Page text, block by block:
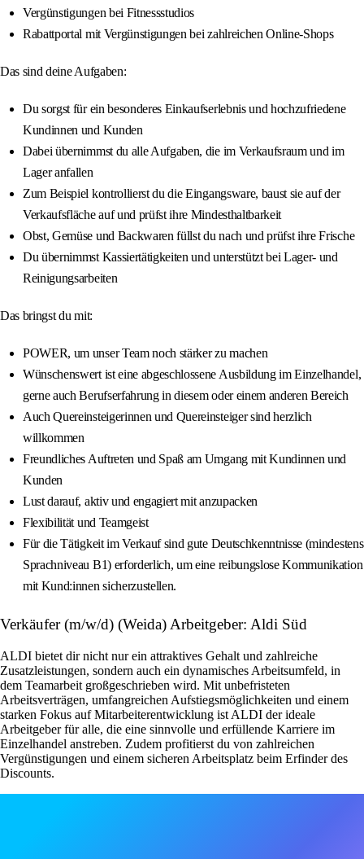
Vergünstigungen bei Fitnessstudios
Rabattportal mit Vergünstigungen bei zahlreichen Online-Shops
Das sind deine Aufgaben:
Du sorgst für ein besonderes Einkaufserlebnis und hochzufriedene
Kundinnen und Kunden
Dabei übernimmst du alle Aufgaben, die im Verkaufsraum und im
Lager anfallen
Zum Beispiel kontrollierst du die Eingangsware, baust sie auf der
Verkaufsfläche auf und prüfst ihre Mindesthaltbarkeit
Obst, Gemüse und Backwaren füllst du nach und prüfst ihre Frische
Du übernimmst Kassiertätigkeiten und unterstützt bei Lager- und
Reinigungsarbeiten
Das bringst du mit:
POWER, um unser Team noch stärker zu machen
Wünschenswert ist eine abgeschlossene Ausbildung im Einzelhandel,
gerne auch Berufserfahrung in diesem oder einem anderen Bereich
Auch Quereinsteigerinnen und Quereinsteiger sind herzlich
willkommen
Freundliches Auftreten und Spaß am Umgang mit Kundinnen und
Kunden
Lust darauf, aktiv und engagiert mit anzupacken
Flexibilität und Teamgeist
Für die Tätigkeit im Verkauf sind gute Deutschkenntnisse (mindestens
Sprachniveau B1) erforderlich, um eine reibungslose Kommunikation
mit Kund:innen sicherzustellen.
Verkäufer (m/w/d) (Weida) Arbeitgeber: Aldi Süd
ALDI bietet dir nicht nur ein attraktives Gehalt und zahlreiche
Zusatzleistungen, sondern auch ein dynamisches Arbeitsumfeld, in
dem Teamarbeit großgeschrieben wird. Mit unbefristeten
Arbeitsverträgen, umfangreichen Aufstiegsmöglichkeiten und einem
starken Fokus auf Mitarbeiterentwicklung ist ALDI der ideale
Arbeitgeber für alle, die eine sinnvolle und erfüllende Karriere im
Einzelhandel anstreben. Zudem profitierst du von zahlreichen
Vergünstigungen und einem sicheren Arbeitsplatz beim Erfinder des
Discounts.